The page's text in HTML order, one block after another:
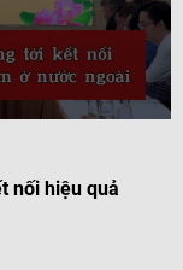
nối hiệu quả